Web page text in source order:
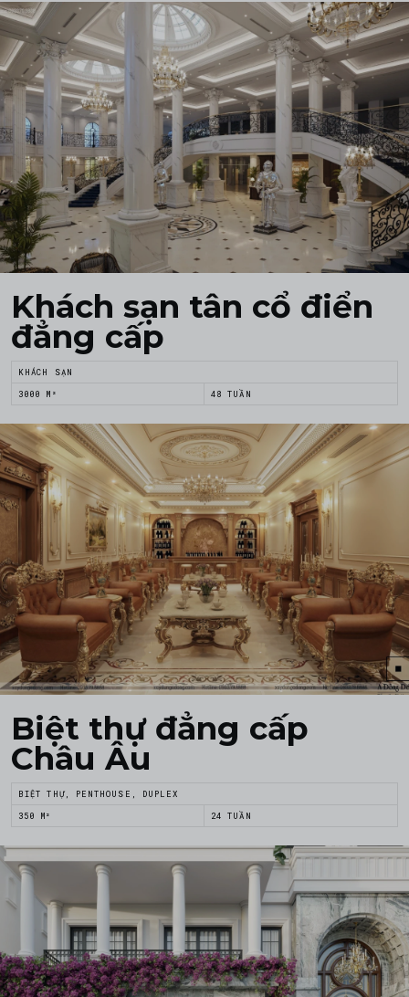
Khách sạn tân cổ điển
đẳng cấp
KHÁCH SẠN
3000 M² 48 TUẦN
Biệt thự đẳng cấp
Châu Âu
BIỆT THỰ, PENTHOUSE, DUPLEX
350 M² 24 TUẦN